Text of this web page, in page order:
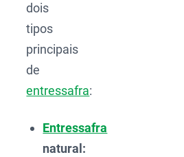
dois
tipos
principais
de
entressafra:
Entressafra
natural: